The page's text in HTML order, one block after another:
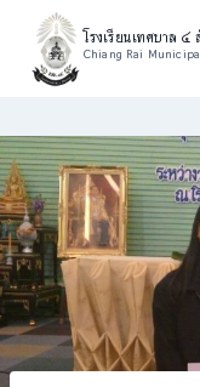
content
โรงเรียนเทศบาล ๔
Chiang Rai